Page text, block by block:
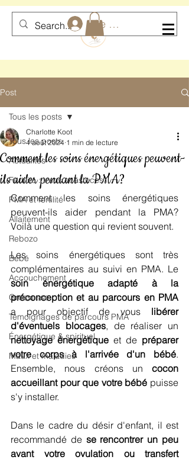
Se connecter
Post
Tous les posts
Actualités
Fertilité : trucs et astuces
PMA et fertilité
Allaitement
Rebozo
Bébé
Accouchement
Grossesse
Témoignages de parcours PMA
Énergétique & spirituel
Maux et maladies
Tous les posts
Comment les soins énergétiques peuvent-
ils aider pendant la PMA?
Charlotte Koot
4 août 2024 1 min de lecture
Comment les soins énergétiques
peuvent-ils aider pendant la PMA?
Voilà une question qui revient souvent.
Les soins énergétiques sont très
soin énergétique adapté à la
préconception et au parcours en PMA
a pour objectif de vous libérer
d'éventuels blocages
nettoyage énergétique et de préparer
votre corps à l'arrivée d'un bébé.
Ensemble, nous créons un cocon
accueillant pour que votre bébé puisse
s'y installer.
Dans le cadre du désir d'enfant, il est
recommandé de se rencontrer un peu
avant votre ovulation ou transfert